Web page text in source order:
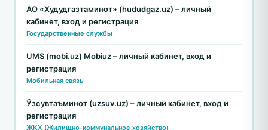
АО «Худудгазтаминот» (hududgaz.uz) – личный
кабинет, вход и регистрация
Государственные службы
UMS (mobi.uz) Mobiuz – личный кабинет, вход и
регистрация
Мобильная связь
Ўзсувтаъминот (uzsuv.uz) – личный кабинет, вход и
регистрация
ЖКХ (Жилищно-коммунальное хозяйство)